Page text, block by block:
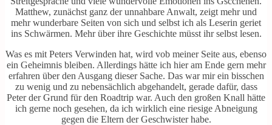
Matthew, zunächst ganz der unnahbare Anwalt, zeigt mehr und
mehr wunderbare Seiten von sich und selbst ich als Leserin geriet
ins Schwärmen. Mehr über ihre Geschichte müsst ihr selbst lesen.
Was es mit Peters Verwinden hat, wird vob meiner Seite aus, ebenso
ein Geheimnis bleiben. Allerdings hätte ich hier am Ende gern mehr
erfahren über den Ausgang dieser Sache. Das war mir ein bisschen
zu wenig und zu nebensächlich abgehandelt, gerade dafür, dass
Peter der Grund für den Roadtrip war. Auch den großen Knall hätte
ich gerne noch gesehen, da ich wirklich eine riesige Abneigung
gegen die Eltern der Geschwister habe.